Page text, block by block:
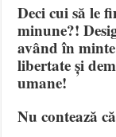
Deci cui să le
minune?!
având în
libertate și
umane!
Nu contează